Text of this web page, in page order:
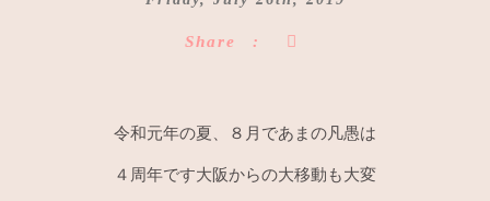
Share
令和元年の夏、８月であまの凡愚は
４周年です大阪からの大移動も大変